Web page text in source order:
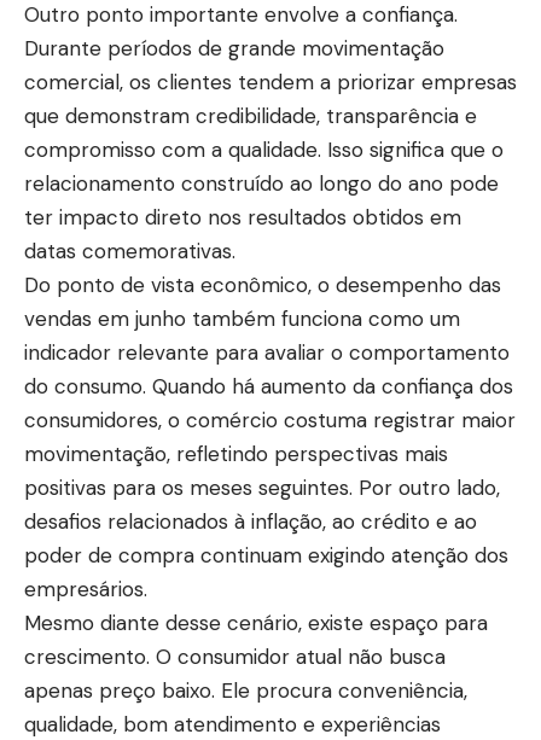
Outro ponto importante envolve a confiança.
Durante períodos de grande movimentação
comercial, os clientes tendem a priorizar empresas
que demonstram credibilidade, transparência e
compromisso com a qualidade. Isso significa que o
relacionamento construído ao longo do ano pode
ter impacto direto nos resultados obtidos em
datas comemorativas.
Do ponto de vista econômico, o desempenho das
vendas em junho também funciona como um
indicador relevante para avaliar o comportamento
do consumo. Quando há aumento da confiança dos
consumidores, o comércio costuma registrar maior
movimentação, refletindo perspectivas mais
positivas para os meses seguintes. Por outro lado,
desafios relacionados à inflação, ao crédito e ao
poder de compra continuam exigindo atenção dos
empresários.
Mesmo diante desse cenário, existe espaço para
crescimento. O consumidor atual não busca
apenas preço baixo. Ele procura conveniência,
qualidade, bom atendimento e experiências